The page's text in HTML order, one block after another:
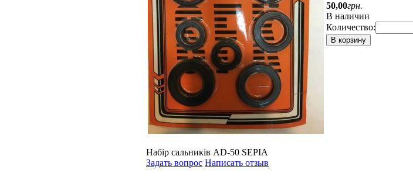
50,00грн.
В наличии
Количество:
В корзину
Набір сальників AD-50 SEPIA
Задать вопрос Написать отзыв